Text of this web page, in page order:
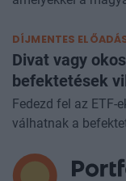
DÍJMENTES
Divat vagy
befektetések
Fedezd fel az ETF-
válhatnak a